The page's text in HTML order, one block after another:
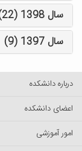
سال 1398 (22)
سال 1397 (9)
درباره دانشکده
اعضای دانشکده
امور آموزشی